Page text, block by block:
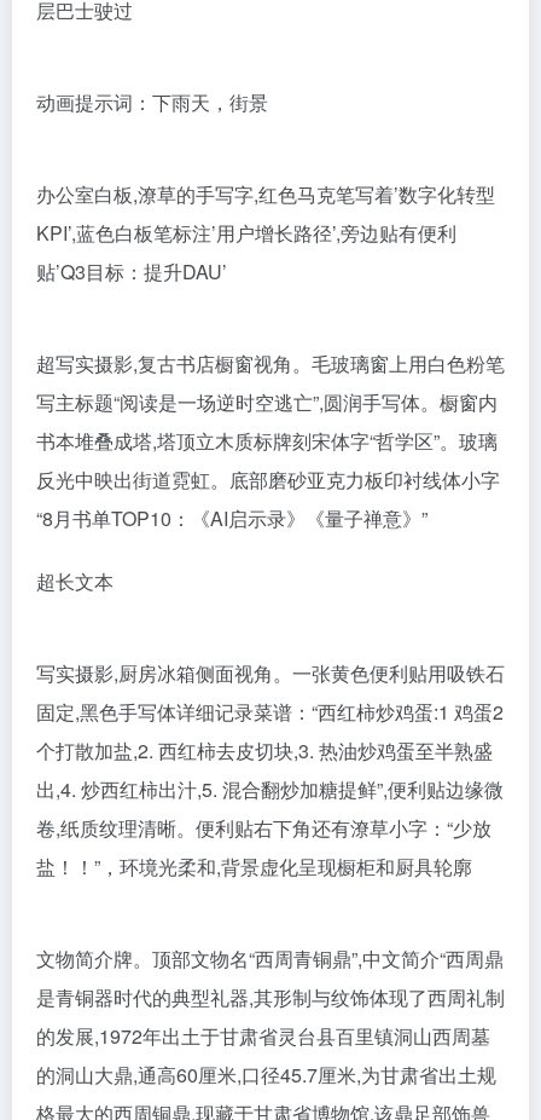
层巴士驶过
动画提示词：下雨天，街景
办公室白板,潦草的手写字,红色马克笔写着’数字化转型
KPI’,蓝色白板笔标注’用户增长路径’,旁边贴有便利
贴’Q3目标：提升DAU’
超写实摄影,复古书店橱窗视角。毛玻璃窗上用白色粉笔
写主标题“阅读是一场逆时空逃亡”,圆润手写体。橱窗内
书本堆叠成塔,塔顶立木质标牌刻宋体字“哲学区”。玻璃
反光中映出街道霓虹。底部磨砂亚克力板印衬线体小字
“8月书单TOP10：《AI启示录》《量子禅意》”
超长文本
写实摄影,厨房冰箱侧面视角。一张黄色便利贴用吸铁石
固定,黑色手写体详细记录菜谱：“西红柿炒鸡蛋:1 鸡蛋2
个打散加盐,2. 西红柿去皮切块,3. 热油炒鸡蛋至半熟盛
出,4. 炒西红柿出汁,5. 混合翻炒加糖提鲜”,便利贴边缘微
卷,纸质纹理清晰。便利贴右下角还有潦草小字：“少放
盐！！”，环境光柔和,背景虚化呈现橱柜和厨具轮廓
文物简介牌。顶部文物名“西周青铜鼎”,中文简介“西周鼎
是青铜器时代的典型礼器,其形制与纹饰体现了西周礼制
的发展,1972年出土于甘肃省灵台县百里镇洞山西周墓
的洞山大鼎,通高60厘米,口径45.7厘米,为甘肃省出土规
格最大的西周铜鼎,现藏于甘肃省博物馆,该鼎足部饰兽